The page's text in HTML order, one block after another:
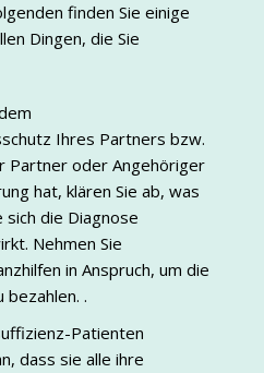
finden Sie einige
Dingen, die Sie
Ihres Partners bzw.
Partner oder Angehöriger
hat, klären Sie ab, was
die Diagnose
Nehmen Sie
in Anspruch, um die
bezahlen. .
Patienten
dass sie alle ihre